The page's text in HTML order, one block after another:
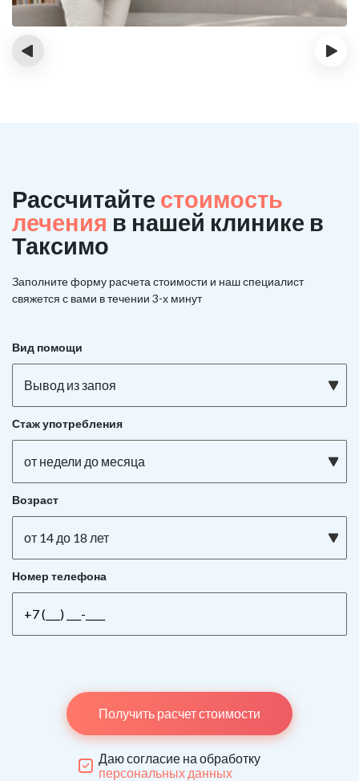
‹ ›
Рассчитайте стоимость
лечения в нашей клинике в
Таксимо
Заполните форму расчета стоимости и нашспециалист
свяжется с вами в течении 3-х минут
Вид помощи
Вывод из запоя
Стаж употребления
от недели до месяца
Возраст
от 14 до 18 лет
Номер телефона
Получить расчет стоимости
Даю согласие на обработку
персональных данных